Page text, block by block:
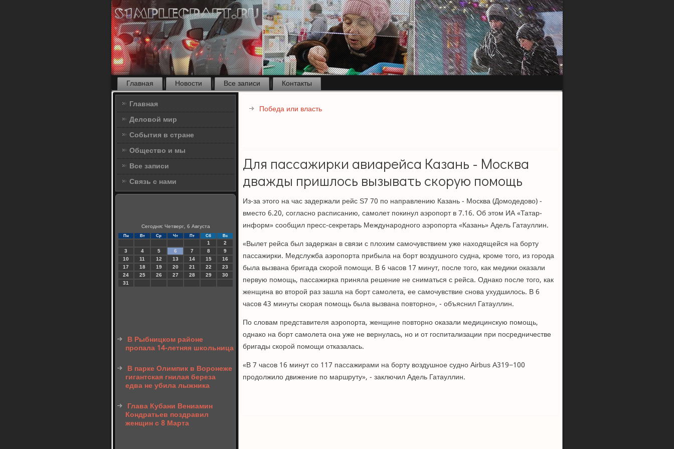
Главная Новости Все записи
Контакты
Главная
Деловой мир
События в стране
Общество и мы
Все записи
Связь с нами
Сегодня: Четверг, 6 Августа
Пн Вт Ср Чт Пт Сб Вс
1
2
3
4 5 6 7 8
9
10
11 12 13 14 15
16
17
18 19 20 21 22
23
24
25 26 27 28 29
30
31
В Рыбницком районе
пропала 14-летняя школьница
В парке Олимпик в Воронеже
гигантская гнилая береза
едва не убила лыжника
Глава Кубани Вениамин
Кондратьев поздравил
женщин с 8 Марта
Победа или власть
Для пассажирки авиарейса Казань - Москва
дважды пришлось вызывать скорую помощь
Из-за этого на час задержали рейс S7 70 по направлению Казань - Москва (Домодедово) -
вместо 6.20, согласно расписанию, самолет покинул аэропорт в 7.16. Об этом ИА «Татар-
информ» сообщил пресс-секретарь Международного аэропорта «Казань» Адель Гатауллин.
«Вылет рейса был задержан в связи с плохим самочувствием уже находящейся на борту
пассажирки. Медслужба аэропорта прибыла на борт воздушного судна, кроме того, из города
была вызвана бригада скорой помощи. В 6 часов 17 минут, после того, как медики оказали
первую помощь, пассажирка приняла решение не сниматься с рейса. Однако после того, как
женщина во второй раз зашла на борт самолета, ее самочувствие снова ухудшилось. В 6
часов 43 минуты скорая помощь была вызвана повторно», - объяснил Гатауллин.
По словам представителя аэропорта, женщине повторно оказали медицинскую помощь,
однако на борт самолета она уже не вернулась, но и от госпитализации при посредничестве
бригады скорой помощи отказалась.
«В 7 часов 16 минут со 117 пассажирами на борту воздушное судно Airbus А319−100
продолжило движение по маршруту», - заключил Адель Гатауллин.